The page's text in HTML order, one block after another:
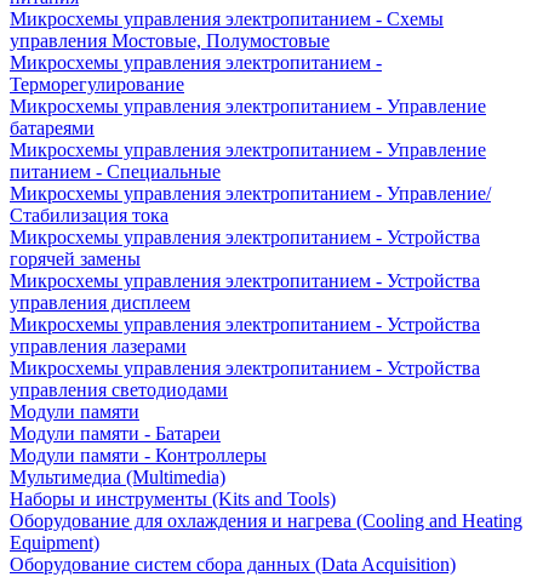
Микросхемы управления электропитанием - Схемы
управления Мостовые, Полумостовые
Микросхемы управления электропитанием -
Терморегулирование
Микросхемы управления электропитанием - Управление
батареями
Микросхемы управления электропитанием - Управление
питанием - Специальные
Микросхемы управления электропитанием - Управление/
Стабилизация тока
Микросхемы управления электропитанием - Устройства
горячей замены
Микросхемы управления электропитанием - Устройства
управления дисплеем
Микросхемы управления электропитанием - Устройства
управления лазерами
Микросхемы управления электропитанием - Устройства
управления светодиодами
Модули памяти
Модули памяти - Батареи
Модули памяти - Контроллеры
Мультимедиа (Multimedia)
Наборы и инструменты (Kits and Tools)
Оборудование для охлаждения и нагрева (Cooling and Heating
Equipment)
Оборудование систем сбора данных (Data Acquisition)